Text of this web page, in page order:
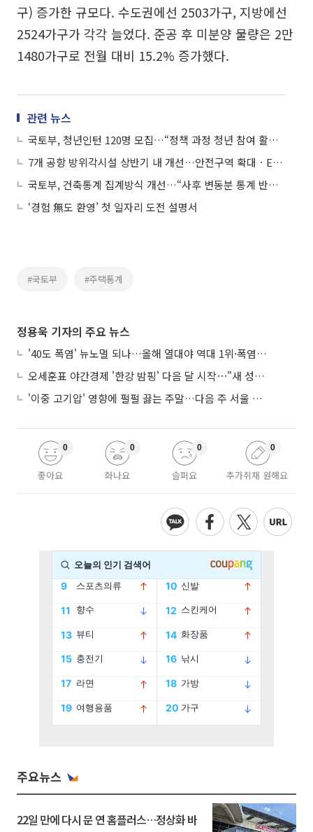
구) 증가한 규모다. 수도권에선 2503가구, 지방에선
2524가구가 각각 늘었다. 준공 후 미분양 물량은 2만
1480가구로 전월 대비 15.2% 증가했다.
관련 뉴스
국토부, 청년인턴 120명 모집…“정책 과정 청년 참여 활성화”
7개 공항 방위각시설 상반기 내 개선…안전구역 확대ㆍEMAS 도입
국토부, 건축통계 집계방식 개선…“사후 변동분 통계 반영해 확정”
‘경험 無도 환영’ 첫 일자리 도전 설명서
#국토부 #주택통계
정용욱 기자의 주요 뉴스
'40도 폭염' 뉴노멀 되나…올해 열대야 역대 1위·폭염일수 평년 3배 넘어
오세훈표 야간경제 '한강 밤핑' 다음 달 시작⋯"새 성장동력 만들 것"
'이중 고기압' 영향에 펄펄 끓는 주말…다음 주 서울 포함 서쪽이 더 덥다
좋아요
0
화나요
0
슬퍼요
0
추가취재 원해요
0
주요뉴스
22일 만에 다시 문 연 홈플러스…정상화 바